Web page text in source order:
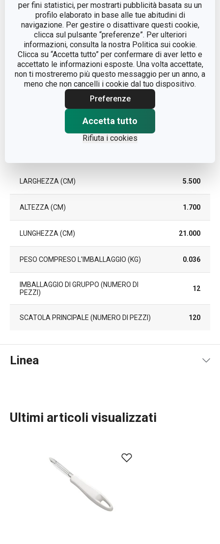
per fini statistici, per mostrarti pubblicità basata su un
profilo elaborato in base alle tue abitudini di
navigazione. Per gestire o disattivare questi cookie,
clicca sul pulsante “preferenze”. Per ulteriori
informazioni, consulta la nostra Politica sui cookie.
Clicca su “Accetta tutto” per confermare di aver letto e
accettato le informazioni esposte. Una volta accettate,
non ti mostreremo più questo messaggio per un anno, a
meno che non cancelli i cookie dal tuo dispositivo.
Preferenze
Accetta tutto
Rifiuta i cookies
TIPO rigalimoni
COLORE Bianco
LAVAGGIO IN
LAVASTOVIGLIE
Sì
EAN 8595028425086
DURATA DELLA GARANZIA
LARGHEZZA (CM) 5.500
ALTEZZA (CM) 1.700
LUNGHEZZA (CM) 21.000
PESO COMPRESO L'IMBALLAGGIO (KG) 0.036
IMBALLAGGIO DI GRUPPO (NUMERO DI
PEZZI)
12
SCATOLA PRINCIPALE (NUMERO DI PEZZI) 120
Linea
Preparazione degli alimenti
Ultimi articoli visualizzati